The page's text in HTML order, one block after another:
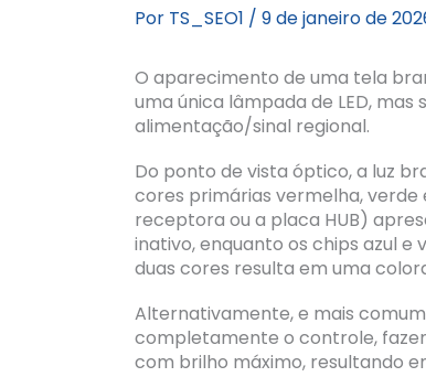
Por TS_SEO1 / 9 de janeiro de
O aparecimento de uma tela
uma única lâmpada de LED,
alimentação/sinal regional.
Do ponto de vista óptico, a luz
cores primárias vermelha,
receptora ou a placa HUB)
inativo, enquanto os chips azul e
duas cores resulta em uma
Alternativamente, e mais
completamente o controle,
com brilho máximo, resultando